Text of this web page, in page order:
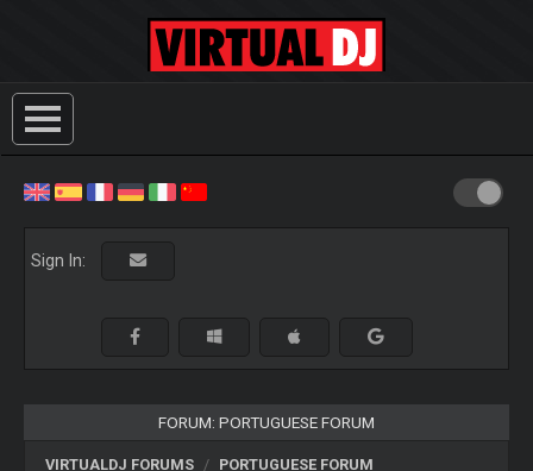
Sign In:
FORUM: PORTUGUESE FORUM
VIRTUALDJ FORUMS PORTUGUESE FORUM